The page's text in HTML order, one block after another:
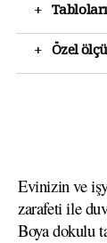
+
+ Özel
Evinizin ve
zarafeti ile
Boya dokulu